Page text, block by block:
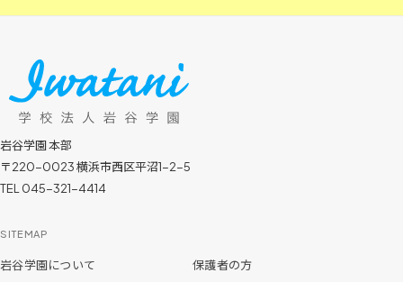
岩谷学園 本部
〒220-0023 横浜市西区平沼1-2-5
TEL 045-321-4414
SITEMAP
岩谷学園について 保護者の方